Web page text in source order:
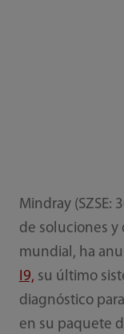
Mindray (SZSE:
de soluciones y
mundial, ha
I9, su último
diagnóstico
en su paquete